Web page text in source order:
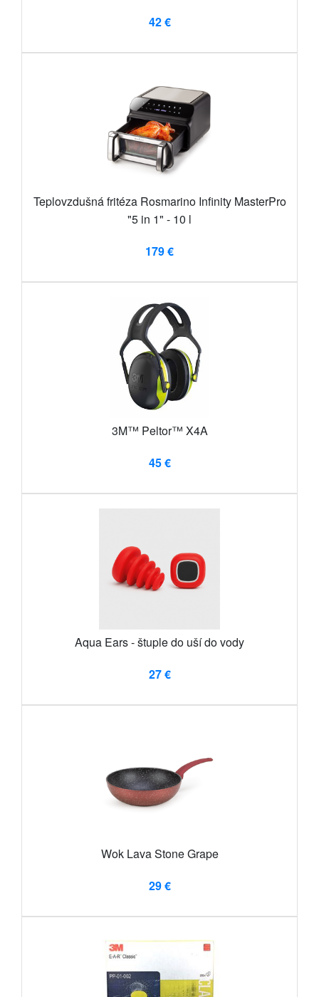
42 €
Teplovzdušná fritéza Rosmarino Infinity MasterPro
"5 in 1" - 10 l
179 €
3M™ Peltor™ X4A
45 €
Aqua Ears - štuple do uší do vody
27 €
Wok Lava Stone Grape
29 €